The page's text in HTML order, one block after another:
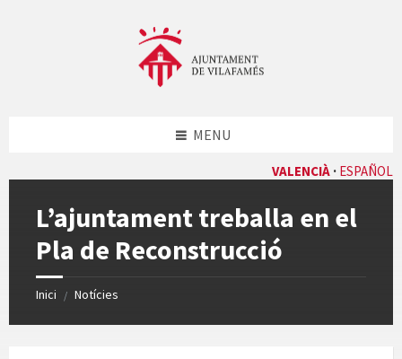
VALENCIÀ ESPAÑOL
MENU
L’ajuntament treballa en el
Pla de Reconstrucció
Inici / Notícies